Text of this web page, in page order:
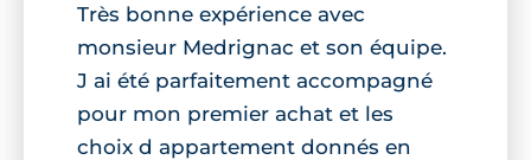
Très bonne expérience avec
monsieur Medrignac et son équipe.
J ai été parfaitement accompagné
pour mon premier achat et les
choix d appartement donnés en